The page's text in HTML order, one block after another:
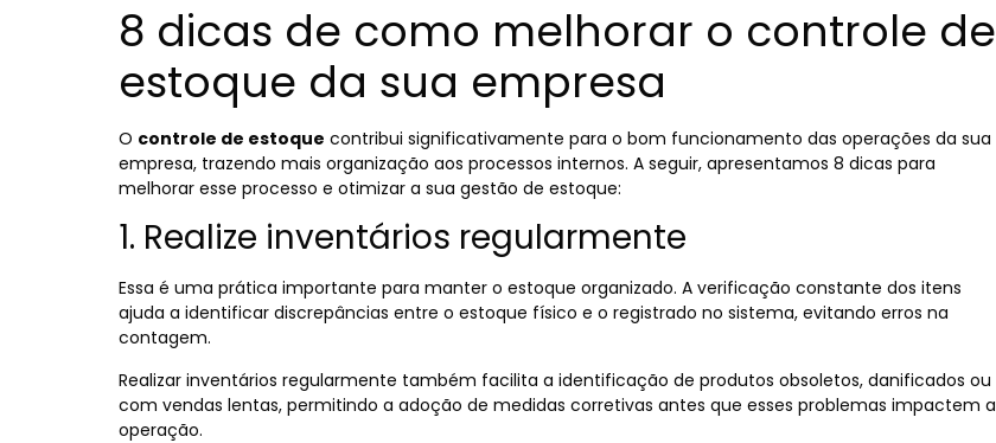
8 dicas de como melhorar o controle de
estoque da sua empresa
O controle de estoque contribui significativamente para o bom funcionamento das operações da sua
empresa, trazendo mais organização aos processos internos. A seguir, apresentamos 8 dicas para
melhorar esse processo e otimizar a sua gestão de estoque:
1. Realize inventários regularmente
Essa é uma prática importante para manter o estoque organizado. A verificação constante dos itens
ajuda a identificar discrepâncias entre o estoque físico e o registrado no sistema, evitando erros na
contagem.
Realizar inventários regularmente também facilita a identificação de produtos obsoletos, danificados ou
com vendas lentas, permitindo a adoção de medidas corretivas antes que esses problemas impactem a
operação.